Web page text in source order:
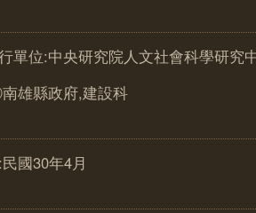
單位:中央研究院人文社會科學研究
雄縣政府,建設科
國30年4月